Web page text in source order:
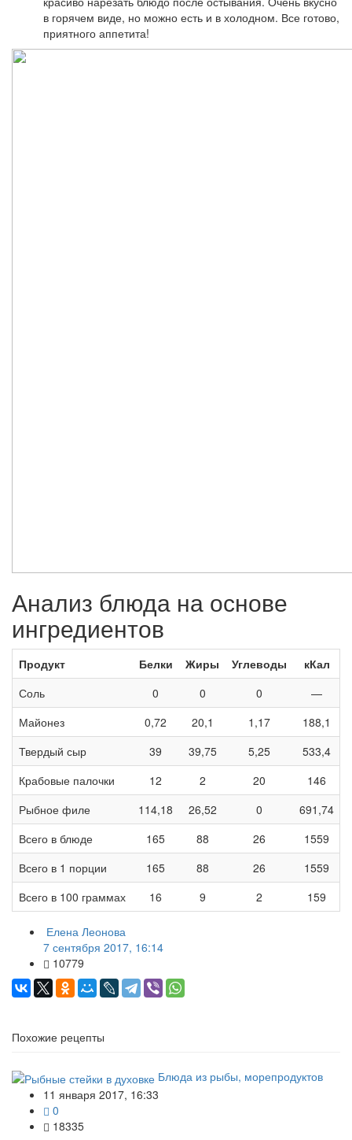
в горячем виде, но можно есть и в холодном. Все готово,
приятного аппетита!
Анализ блюда на основе
ингредиентов
Продукт Белки Жиры Углеводы
кКал
Соль
0 0 0
—
Майонез
0,72 20,1 1,17
188,1
Твердый сыр
39 39,75 5,25
533,4
Крабовые палочки
12 2 20
146
Рыбное филе
114,18 26,52 0
691,74
Всего в блюде
165 88 26
1559
Всего в 1 порции
165 88 26
1559
Всего в 100 граммах
16 9 2 159
Елена Леонова
7 сентября 2017, 16:14
10779
Похожие рецепты
Блюда из рыбы, морепродуктов
11 января 2017, 16:33
0
18335